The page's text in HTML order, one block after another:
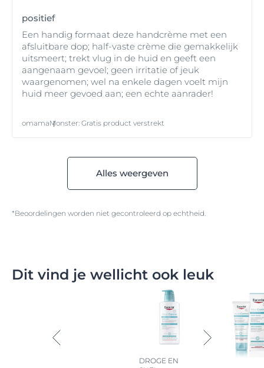
positief
Een handig formaat deze handcrème met een
afsluitbare dop; half-vaste crème die gemakkelijk
uitsmeert; trekt vlug in de huid en geeft een
aangenaam gevoel; geen irritatie of jeuk
waargenomen; wel na enkele dagen voelt mijn
huid meer gevoed aan; een echte aanrader!
omamaMonster: Gratis product verstrekt
Alles weergeven
*Beoordelingen worden niet gecontroleerd op echtheid.
Dit vind je wellicht ook leuk
DROGE EN